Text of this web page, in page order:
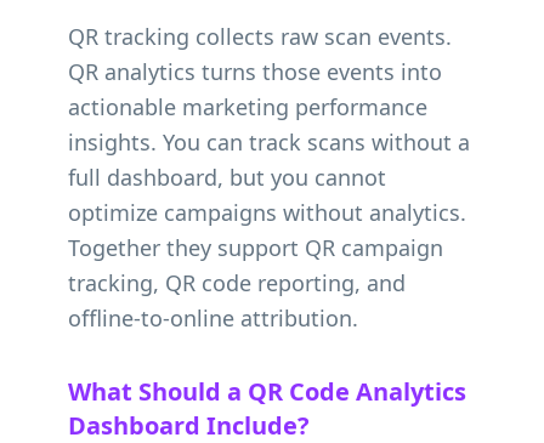
QR tracking collects raw scan events.
QR analytics turns those events into
actionable marketing performance
insights. You can track scans without a
full dashboard, but you cannot
optimize campaigns without analytics.
Together they support QR campaign
tracking, QR code reporting, and
offline-to-online attribution.
What Should a QR Code Analytics
Dashboard Include?